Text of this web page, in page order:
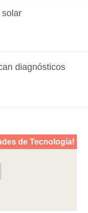
diagnósticos